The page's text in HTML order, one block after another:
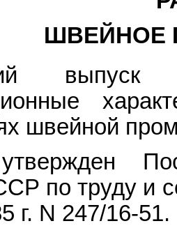
ШВЕЙНОЕ
швейной
по труду и
г. N 247/16-51.